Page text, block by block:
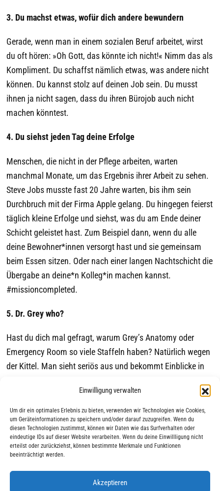
Einwilligung verwalten
Um dir ein optimales Erlebnis zu bieten, verwenden wir Technologien wie Cookies,
um Geräteinformationen zu speichern und/oder darauf zuzugreifen. Wenn du
diesen Technologien zustimmst, können wir Daten wie das Surfverhalten oder
eindeutige IDs auf dieser Website verarbeiten. Wenn du deine Einwillligung nicht
erteilst oder zurückziehst, können bestimmte Merkmale und Funktionen
beeinträchtigt werden.
Akzeptieren
3. Du machst etwas, wofür dich andere bewundern
Gerade, wenn man in einem sozialen Beruf arbeitet, wirst
du oft hören: »Oh Gott, das könnte ich nicht!« Nimm das als
Kompliment. Du schaffst nämlich etwas, was andere nicht
können. Du kannst stolz auf deinen Job sein. Du musst
ihnen ja nicht sagen, dass du ihren Bürojob auch nicht
machen könntest.
4. Du siehst jeden Tag deine Erfolge
Menschen, die nicht in der Pflege arbeiten, warten
manchmal Monate, um das Ergebnis ihrer Arbeit zu sehen.
Steve Jobs musste fast 20 Jahre warten, bis ihm sein
Durchbruch mit der Firma Apple gelang. Du hingegen feierst
täglich kleine Erfolge und siehst, was du am Ende deiner
Schicht geleistet hast. Zum Beispiel dann, wenn du alle
deine Bewohner*innen versorgt hast und sie gemeinsam
beim Essen sitzen. Oder nach einer langen Nachtschicht die
Übergabe an deine*n Kolleg*in machen kannst.
#missioncompleted.
5. Dr. Grey who?
Hast du dich mal gefragt, warum Grey’s Anatomy oder
Emergency Room so viele Staffeln haben? Natürlich wegen
der Kittel. Man sieht seriös aus und bekommt Einblicke in
Bewohner*innen bist du Expert*in, Freund*in & Helfer*in.
Außerdem siehst du im Kittel super aus.